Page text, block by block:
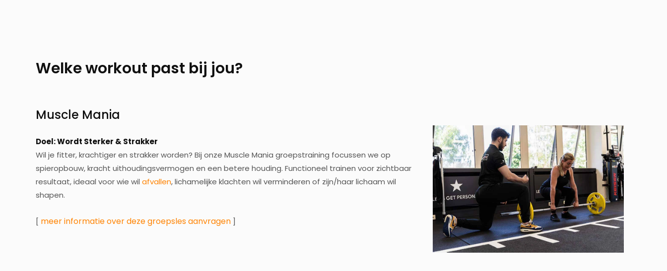
Welkeworkout past bij jou?
Muscle Mania
Doel: Wordt Sterker & Strakker
Wil je fitter, krachtiger en strakker worden? Bij onze Muscle Mania groepstraining focussen we op
spieropbouw, kracht uithoudingsvermogen en een betere houding. Functioneel trainen voor zichtbaar
resultaat, ideaal voor wie wil afvallen, lichamelijke klachten wil verminderen of zijn/haar lichaam wil
shapen.
[ meer informatie over deze groepsles aanvragen ]